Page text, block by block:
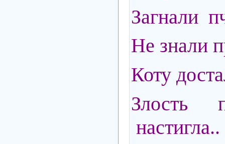
Загнали
Не знали
Коту
Злость
настигла..